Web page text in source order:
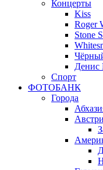
Концерты
Kiss
Roger
Stone
Денис
Спорт
ФОТОБАНК
Города